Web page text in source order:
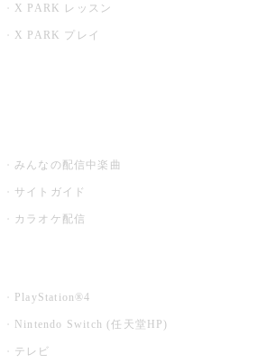
X PARK レッスン
X PARK プレイ
みんなの配信中楽曲
サイトガイド
カラオケ配信
PlayStation®4
Nintendo Switch (任天堂HP)
テレビ